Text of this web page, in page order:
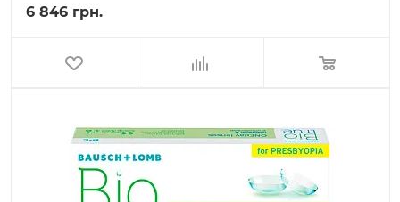
6 846 грн.